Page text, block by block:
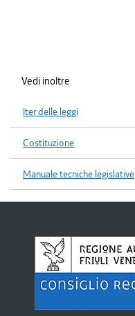
Vedi inoltre
Iter delle leggi
Costituzione
Manuale tecniche legislative